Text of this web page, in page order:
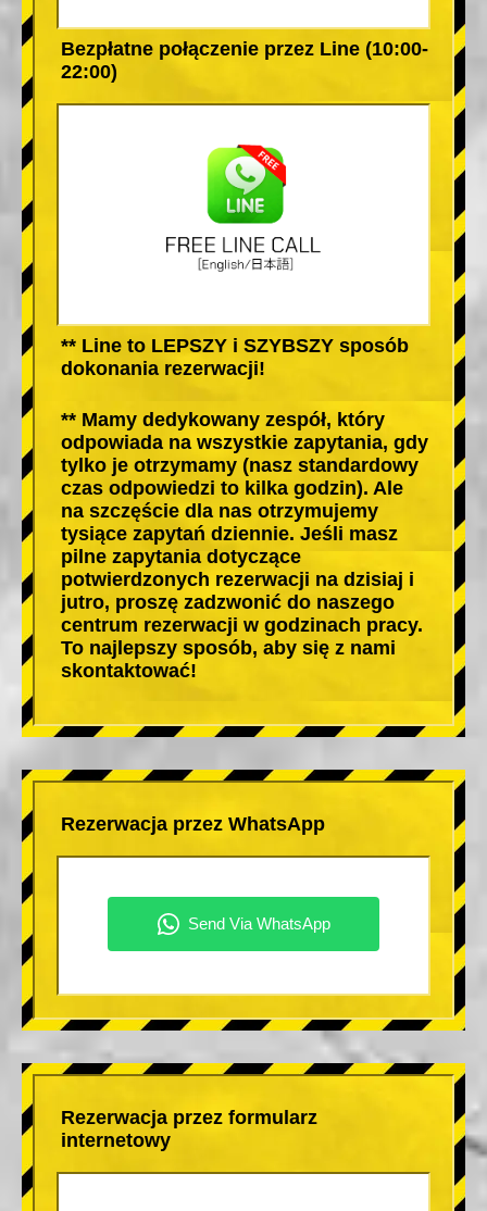
Bezpłatne połączenie przez Line (10:00-
22:00)
** Line to LEPSZY i SZYBSZY sposób
dokonania rezerwacji!
** Mamy dedykowany zespół, który
odpowiada na wszystkie zapytania, gdy
tylko je otrzymamy (nasz standardowy
czas odpowiedzi to kilka godzin). Ale
na szczęście dla nas otrzymujemy
tysiące zapytań dziennie. Jeśli masz
pilne zapytania dotyczące
potwierdzonych rezerwacji na dzisiaj i
jutro, proszę zadzwonić do naszego
centrum rezerwacji w godzinach pracy.
To najlepszy sposób, aby się z nami
skontaktować!
Rezerwacja przez WhatsApp
Rezerwacja przez formularz
internetowy